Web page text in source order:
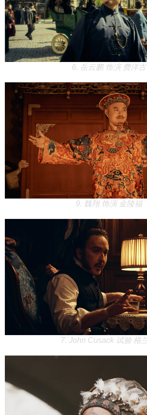
6. 岳云鹏 饰演 费洋古
9. 魏翔 饰演 金陵福
7. John Cusack 试验 格